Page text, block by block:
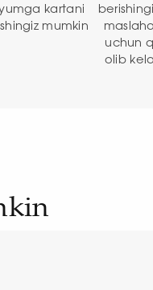
kartani
mumkin
uchun
olib